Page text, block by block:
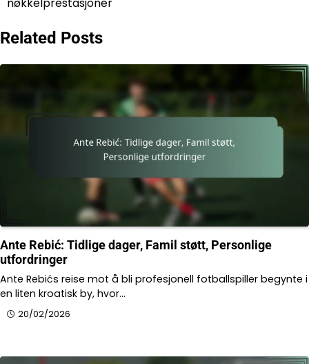
nøkkelprestasjoner
Related Posts
Ante Rebić: Tidlige dager, Famil støtt, Personlige
utfordringer
Ante Rebićs reise mot å bli profesjonell fotballspiller begynte i
en liten kroatisk by, hvor…
20/02/2026